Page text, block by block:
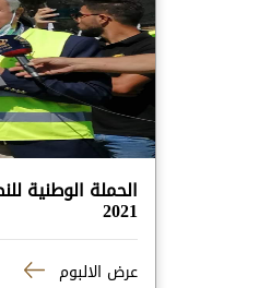
الحملة الوطنية
2021
عرض الالبوم